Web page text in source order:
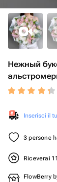
Нежный
Inserisci il
3 persone
Riceverai
FlowBerry